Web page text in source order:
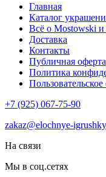
Главная
Каталог
Всё о Mostowski
Доставка
Контакты
Публичная оферта
Политика
+7 (925) 067-75-90
zakaz@elochnye-
На связи
Мы в соц.сетях